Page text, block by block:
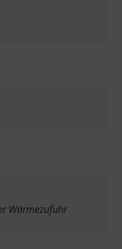
Wärmezufuhr